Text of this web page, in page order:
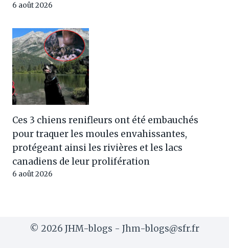
6 août 2026
Ces 3 chiens renifleurs ont été embauchés
pour traquer les moules envahissantes,
protégeant ainsi les rivières et les lacs
canadiens de leur prolifération
6 août 2026
© 2026 JHM-blogs - Jhm-blogs@sfr.fr